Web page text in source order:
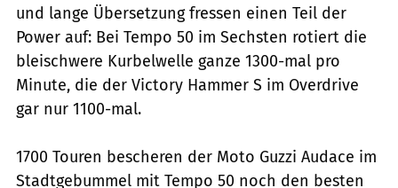
und lange Übersetzung fressen einen Teil der
Power auf: Bei Tempo 50 im Sechsten rotiert die
bleischwere Kurbelwelle ganze 1300-mal pro
Minute, die der Victory Hammer S im Overdrive
gar nur 1100-mal.
1700 Touren bescheren der Moto Guzzi Audace im
Stadtgebummel mit Tempo 50 noch den besten